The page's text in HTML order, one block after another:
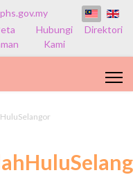
Hubungi
Kami
Direktori